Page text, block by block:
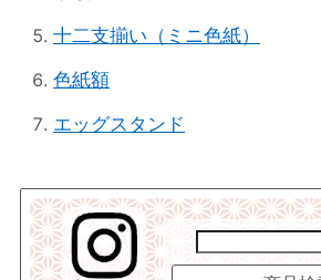
十二支揃い（ミニ色紙）
色紙額
エッグスタンド